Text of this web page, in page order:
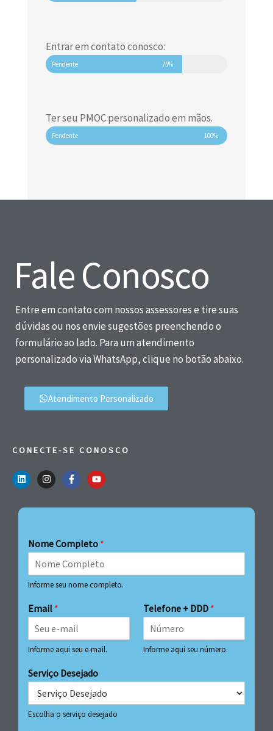
Entrar em contato conosco:
Pendente 75%
Ter seu PMOC personalizado em mãos.
Pendente 100%
Fale Conosco
Entre em contato com nossos assessores e tire suas
dúvidas ou nos envie sugestões preenchendo o
formulário ao lado. Para um atendimento
personalizado via WhatsApp, clique no botão abaixo.
Atendimento Personalizado
CONECTE-SE CONOSCO
Nome Completo *
Informe seu nome completo.
Email *
Informe aqui seu e-mail.
Telefone + DDD *
Informe aqui seu número.
Serviço Desejado
Escolha o serviço desejado